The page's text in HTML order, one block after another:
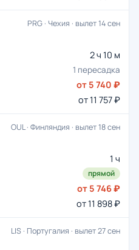
PRG · Чехия · вылет 14 сен
2 ч 10 м
1 пересадка
от 5 740 ₽
от 11 757 ₽
OUL · Финляндия · вылет 18 сен
1 ч
прямой
от 5 746 ₽
от 11 898 ₽
LIS · Португалия · вылет 27 сен